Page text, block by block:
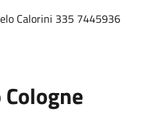
Calorini 335 7445936